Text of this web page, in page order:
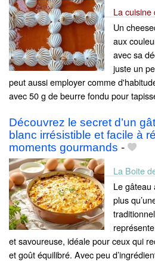
La cuisine
Un
aux
avec sa
juste un
peut aussi employer comme
avec 50 g de beurre fondu pour
Découvrez le secret d’un
blanc irrésistible et facile à
moments gourmands -
La Boite
Le gâteau
plus
et savoureuse, idéale pour ceux qui
et goût équilibré. Avec peu